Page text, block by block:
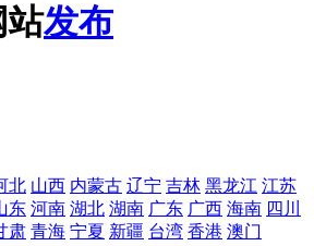
站发布
北 山西 内蒙古 辽宁 吉林 黑龙江 江苏
东 河南 湖北 湖南 广东 广西 海南 四川
肃 青海 宁夏 新疆 台湾 香港 澳门